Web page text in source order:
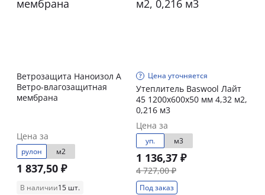
Ветрозащита Наноизол А
Ветро-влагозащитная
мембрана
Цена за
рулон м2
1 837,50 ₽
В наличии15 шт.
Цена уточняется
Утеплитель Baswool Лайт
45 1200х600х50 мм 4,32 м2,
0,216 м3
Цена за
уп. м3
1 136,37 ₽
4 727,00 ₽
Под заказ